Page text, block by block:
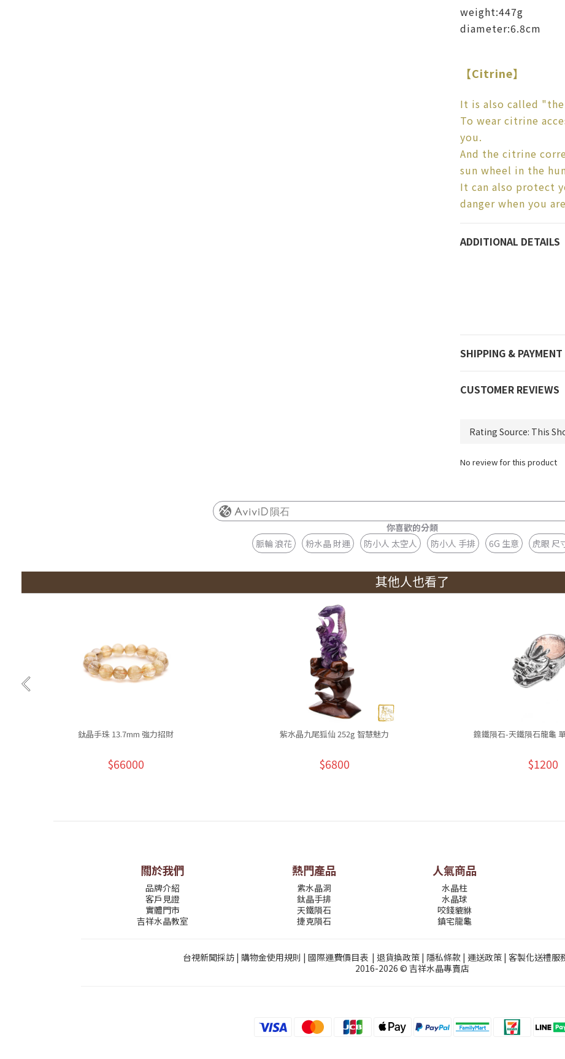
weight:447g
diameter:6.8cm
【Citrine】
It is also called
To wear citrine
you.
And the citrine
sun wheel in the
It can also protect
danger when you
ADDITIONAL DETAILS
SHIPPING & PAYMENT
CUSTOMER REVIEWS
No review for this product
隕石
你喜歡的分類
脈輪 浪花
粉水晶 財運 防小人 太空人 防小人 手排 6G 生意 虎眼 尺
其他人也看了
鈦晶手珠 13.7mm 強力招財
$66000
紫水晶九尾狐仙 252g 智慧魅力
$6800
鎳鐵隕石-天鐵隕石龍龜
$1200
關於我們
品牌介紹
客戶見證
實體門市
吉祥水晶教室
熱門產品
紫水晶洞
鈦晶手排
天鐵隕石
捷克隕石
人氣商品
水晶柱
水晶球
咬錢貔貅
鎮宅龍龜
台視新聞採訪| 購物金使用規則 | 國際運費價目表| 退貨換政策| 隱私條款| 運送政策| 客製化送禮服
2016-2026 © 吉祥水晶專賣店